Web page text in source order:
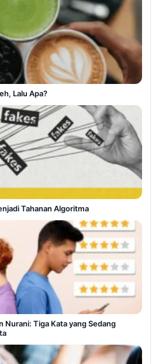
Lalu Apa?
Tahanan Algoritma
Nurani: Tiga Kata yang Sedang